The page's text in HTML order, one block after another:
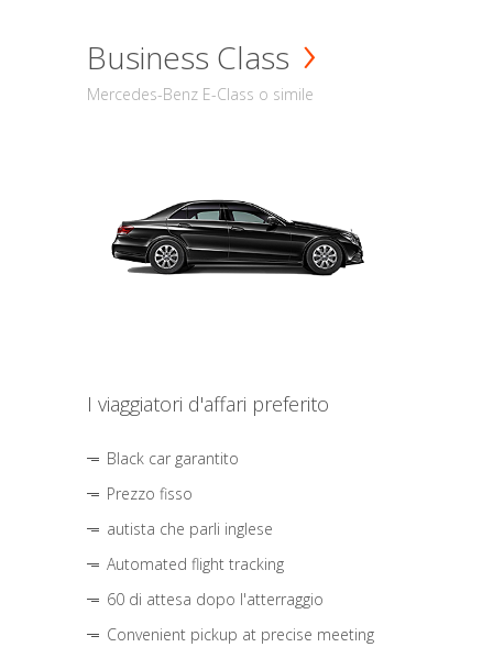
Business Class
Mercedes-Benz E-Class o simile
I viaggiatori d'affari preferito
Black car garantito
Prezzo fisso
autista che parli inglese
Automated flight tracking
60 di attesa dopo l'atterraggio
Convenient pickup at precise meeting